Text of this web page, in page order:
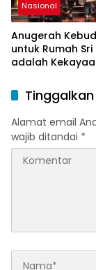
Nasional
Anugerah
untuk Rumah
adalah
Alamat email
wajib ditandai *